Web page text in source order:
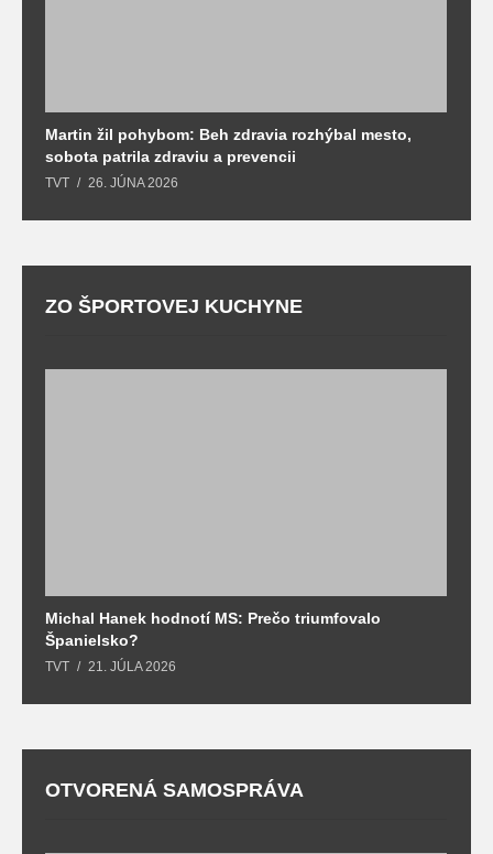
Martin žil pohybom: Beh zdravia rozhýbal mesto,
sobota patrila zdraviu a prevencii
TVT 26. JÚNA 2026
ZO ŠPORTOVEJ KUCHYNE
Michal Hanek hodnotí MS: Prečo triumfovalo
Španielsko?
TVT 21. JÚLA 2026
OTVORENÁ SAMOSPRÁVA